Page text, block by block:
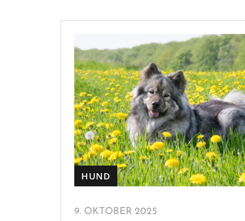
HUND
9. OKTOBER 2025